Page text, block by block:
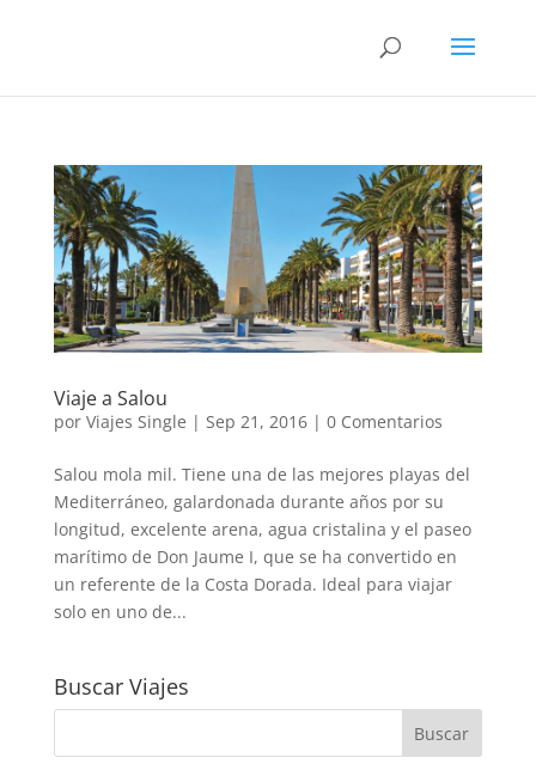
Viaje a Salou
por Viajes Single | Sep 21, 2016| 0 Comentarios
Salou mola mil. Tiene una de las mejores playas del
Mediterráneo, galardonada durante años por su
longitud, excelente arena, agua cristalina y el paseo
marítimo de Don Jaume I, que se ha convertido en
un referente de la Costa Dorada. Ideal para viajar
solo en uno de...
Buscar Viajes